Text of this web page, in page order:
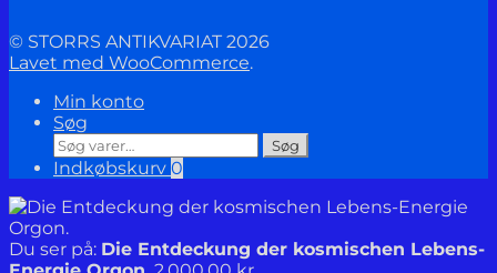
© STORRS ANTIKVARIAT 2026
Lavet med WooCommerce.
Min konto
Søg
Søg
efter:
Søg
Indkøbskurv 0
Du ser på: Die Entdeckung der kosmischen Lebens-